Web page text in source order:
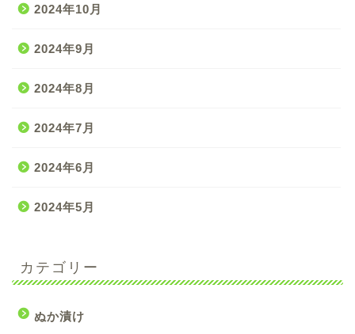
2024年10月
2024年9月
2024年8月
2024年7月
2024年6月
2024年5月
カテゴリー
ぬか漬け